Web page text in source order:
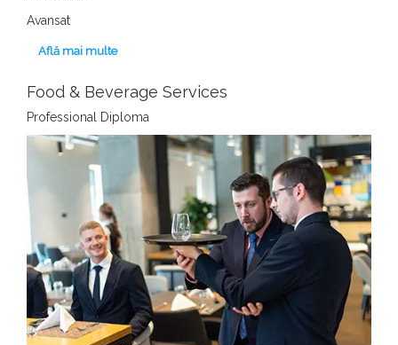
Avansat
Află mai multe
Food & Beverage Services
Professional Diploma